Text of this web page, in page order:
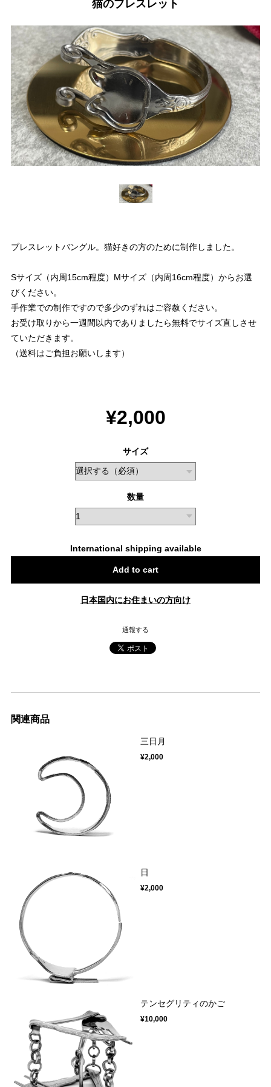
猫のブレスレット
ブレスレットバングル。猫好きの方のために制作しました。
Sサイズ（内周15cm程度）Mサイズ（内周16cm程度）からお選
びください。
手作業での制作ですので多少のずれはご容赦ください。
お受け取りから一週間以内でありましたら無料でサイズ直しさせ
ていただきます。
（送料はご負担お願いします）
¥2,000
サイズ
数量
International shipping available
Add to cart
日本国内にお住まいの方向け
通報する
関連商品
三日月
¥2,000
日
¥2,000
テンセグリティのかご
¥10,000